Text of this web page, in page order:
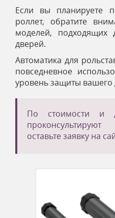
Если вы планируете
роллет, обратите
моделей,
дверей.
Автоматика для
повседневное
уровень защиты вашего
По стоимости и
оставьте заявку на